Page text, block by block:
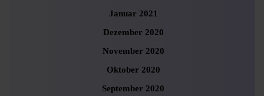
Januar 2021
Dezember 2020
November 2020
Oktober 2020
September 2020